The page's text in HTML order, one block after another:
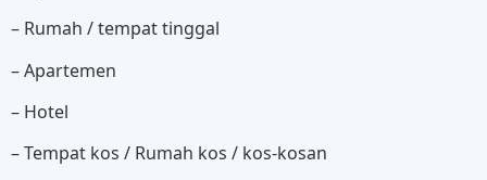
– Rumah / tempat tinggal
– Apartemen
– Hotel
– Tempat kos / Rumah kos / kos-kosan